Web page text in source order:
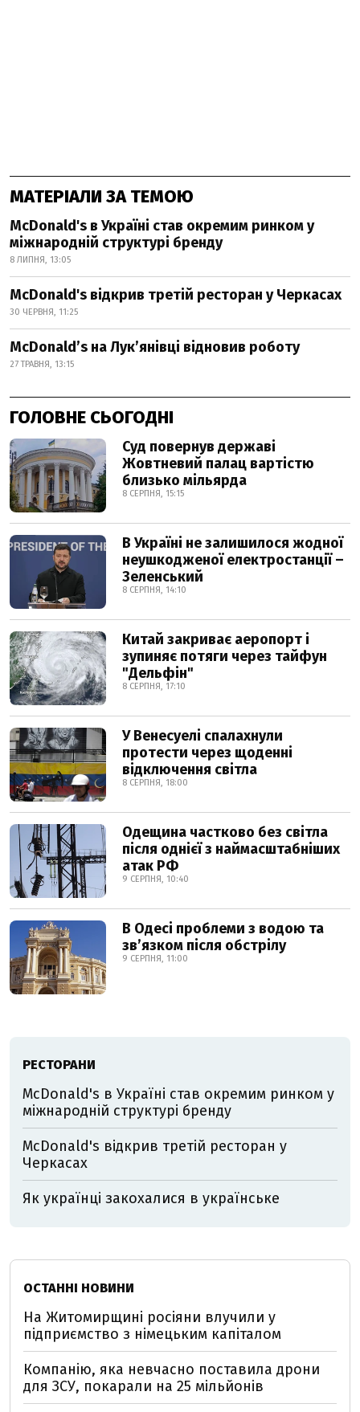
МАТЕРІАЛИ ЗА ТЕМОЮ
McDonald's в Україні став окремим ринком у
міжнародній структурі бренду
8 ЛИПНЯ, 13:05
McDonald's відкрив третій ресторан у Черкасах
30 ЧЕРВНЯ, 11:25
McDonald’s на Лук’янівці відновив роботу
27 ТРАВНЯ, 13:15
ГОЛОВНЕ СЬОГОДНІ
Суд повернув державі
Жовтневий палац вартістю
близько мільярда
8 СЕРПНЯ, 15:15
В Україні не залишилося жодної
неушкодженої електростанції –
Зеленський
8 СЕРПНЯ, 14:10
Китай закриває аеропорт і
зупиняє потяги через тайфун
"Дельфін"
8 СЕРПНЯ, 17:10
У Венесуелі спалахнули
протести через щоденні
відключення світла
8 СЕРПНЯ, 18:00
Одещина частково без світла
після однієї з наймасштабніших
атак РФ
9 СЕРПНЯ, 10:40
В Одесі проблеми з водою та
звʼязком після обстрілу
9 СЕРПНЯ, 11:00
РЕСТОРАНИ
McDonald's в Україні став окремим ринком у
міжнародній структурі бренду
McDonald's відкрив третій ресторан у
Черкасах
Як українці закохалися в українське
ОСТАННІ НОВИНИ
На Житомирщині росіяни влучили у
підприємство з німецьким капіталом
Компанію, яка невчасно поставила дрони
для ЗСУ, покарали на 25 мільйонів